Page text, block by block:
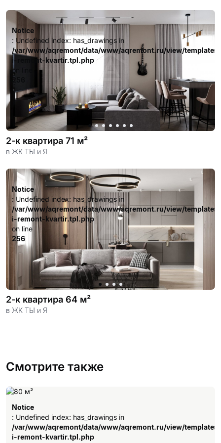
довольных клиентов.
Notice
: Undefined index: has_drawings in
/var/www/aqremont/data/www/aqremont.ru/view/
i-remont-kvartir.tpl.php
on line
256
2-к квартира 71 м²
в ЖК ТЫ и Я
Notice
: Undefined index: has_drawings in
/var/www/aqremont/data/www/aqremont.ru/view/
i-remont-kvartir.tpl.php
on line
256
2-к квартира 64 м²
в ЖК ТЫ и Я
Смотрите также
Notice
: Undefined index: has_drawings in
/var/www/aqremont/data/www/aqremont.ru/view/
i-remont-kvartir.tpl.php